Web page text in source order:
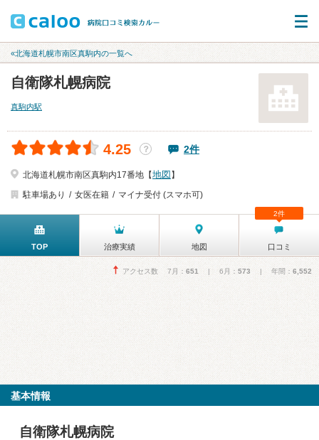
«北海道札幌市南区真駒内の一覧へ
自衛隊札幌病院
真駒内駅
4.25 ？ 2件
北海道札幌市南区真駒内17番地【地図 】
駐車場あり
女医在籍 マイナ受付 (スマホ可)
TOP 治療実績 地図 口コミ
2件
アクセス数 7月： 651 | 6月： 573 | 年間： 6,552
基本情報
自衛隊札幌病院